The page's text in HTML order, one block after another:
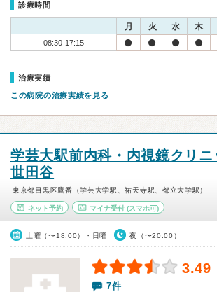
診療時間
月 火 水 木
08:30-17:15
治療実績
この病院の治療実績を見る
学芸大駅前内科・内視鏡クリニ
世田谷
東京都目黒区鷹番（学芸大学駅、祐天寺駅、都立大学駅）
ネット予約 マイナ受付(スマホ可)
土曜（〜18:00）・日曜 夜（〜20:00）
3.49
7件